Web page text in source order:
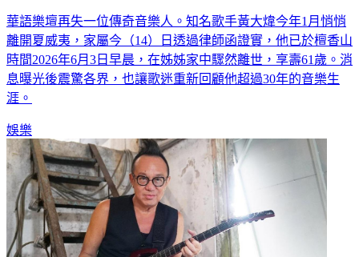
華語樂壇再失一位傳奇音樂人。知名歌手黃大煒今年1月悄悄
離開夏威夷，家屬今（14）日透過律師函證實，他已於檀香山
時間2026年6月3日早晨，在姊姊家中驟然離世，享壽61歲。消
息曝光後震驚各界，也讓歌迷重新回顧他超過30年的音樂生
涯。
娛樂